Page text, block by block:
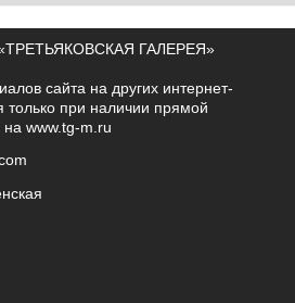
ГАЛЕРЕЯ»
сайта на других интернет-
только при наличии прямой
на www.tg-m.ru